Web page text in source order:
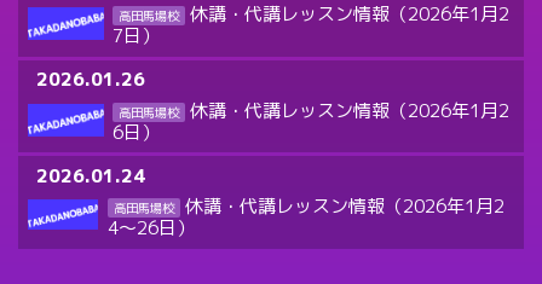
高田馬場校
休講・代講レッスン情報（2026年1月2
7日）
2026.01.26
高田馬場校
休講・代講レッスン情報（2026年1月2
6日）
2026.01.24
高田馬場校 休講・代講レッスン情報（2026年1月2
4～26日）